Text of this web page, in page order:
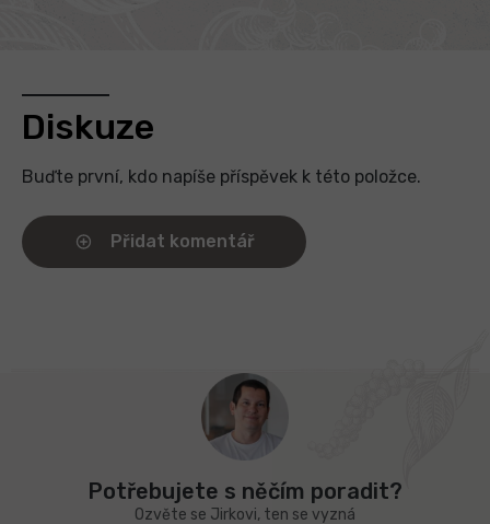
Diskuze
Buďte první, kdo napíše příspěvek k této položce.
Přidat komentář
Potřebujete s něčím poradit?
Ozvěte se Jirkovi, ten se vyzná